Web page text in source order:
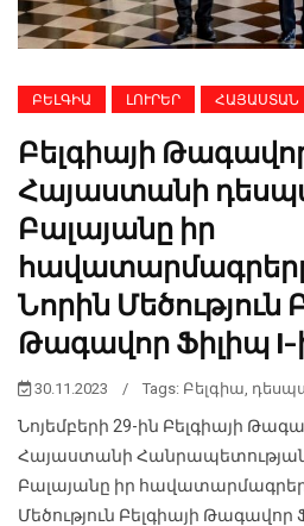
ԲԵԼԳԻԱ ԼՈՒՐԵՐ ՀԱՅԱՍՏԱՆ
Բելգիայի
Հայաստանի
Բալայանը իր
Նորին Մեծություն
Թագավոր Ֆիլիպ I-
30.11.2023 / Tags: Բելգիա
Նոյեմբերի 29-ին Բելգիայի
Հայաստանի
Բալայանը իր
Մեծություն Բելգիայի Թագավոր